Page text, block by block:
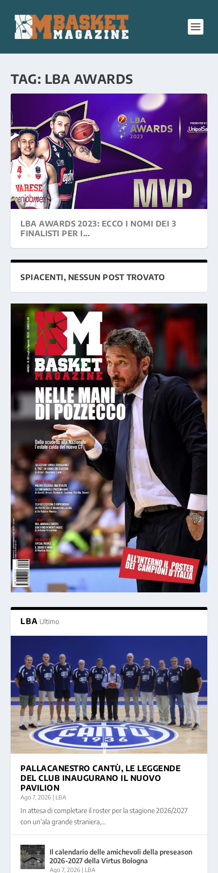
TAG: LBA AWARDS
LBA AWARDS 2023: ECCO I NOMI DEI 3
FINALISTI PER I...
SPIACENTI, NESSUN POST TROVATO
LBA Ultimo
PALLACANESTRO CANTÙ, LE LEGGENDE
DEL CLUB INAUGURANO IL NUOVO
PAVILION
Ago 7, 2026 | LBA
In attesa di completare il roster per la stagione 2026/2027
con un’ala grande straniera,...
Il calendario delle amichevoli della preseason
2026-2027 della Virtus Bologna
Ago 7, 2026 | LBA